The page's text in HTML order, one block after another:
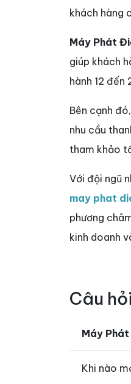
khách hàng
Máy Phát
giúp khách
hành 12
Bên cạnh
nhu cầu
tham khảo
Với đội ngũ
may phat
phương
kinh doanh
Câu
Máy Phát
Khi nào